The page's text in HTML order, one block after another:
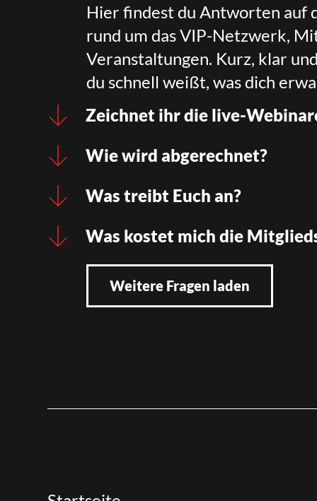
Hier findest du Antworten auf
rund um das VIP-Netzwerk,
Veranstaltungen. Kurz, klar
du schnell weißt, was dich
Zeichnet ihr die live-
Wie wird abgerechnet?
Was treibt Euch an?
Was kostet mich die
Weitere Fragen laden